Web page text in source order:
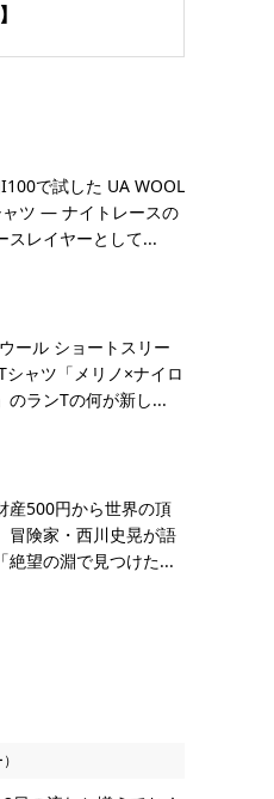
で試した UA WOOL
ャツ — ナイトレースの
スレイヤーとして...
ール ショートスリー
シャツ「メリノ×ナイロ
のランTの何が新し...
産500円から世界の頂
冒険家・西川史晃が語
絶望の淵で見つけた...